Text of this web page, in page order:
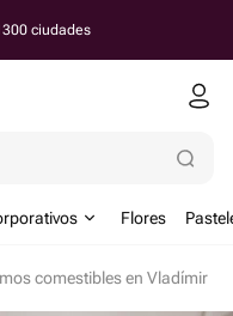
ciudades
Flores
comestibles en Vladímir